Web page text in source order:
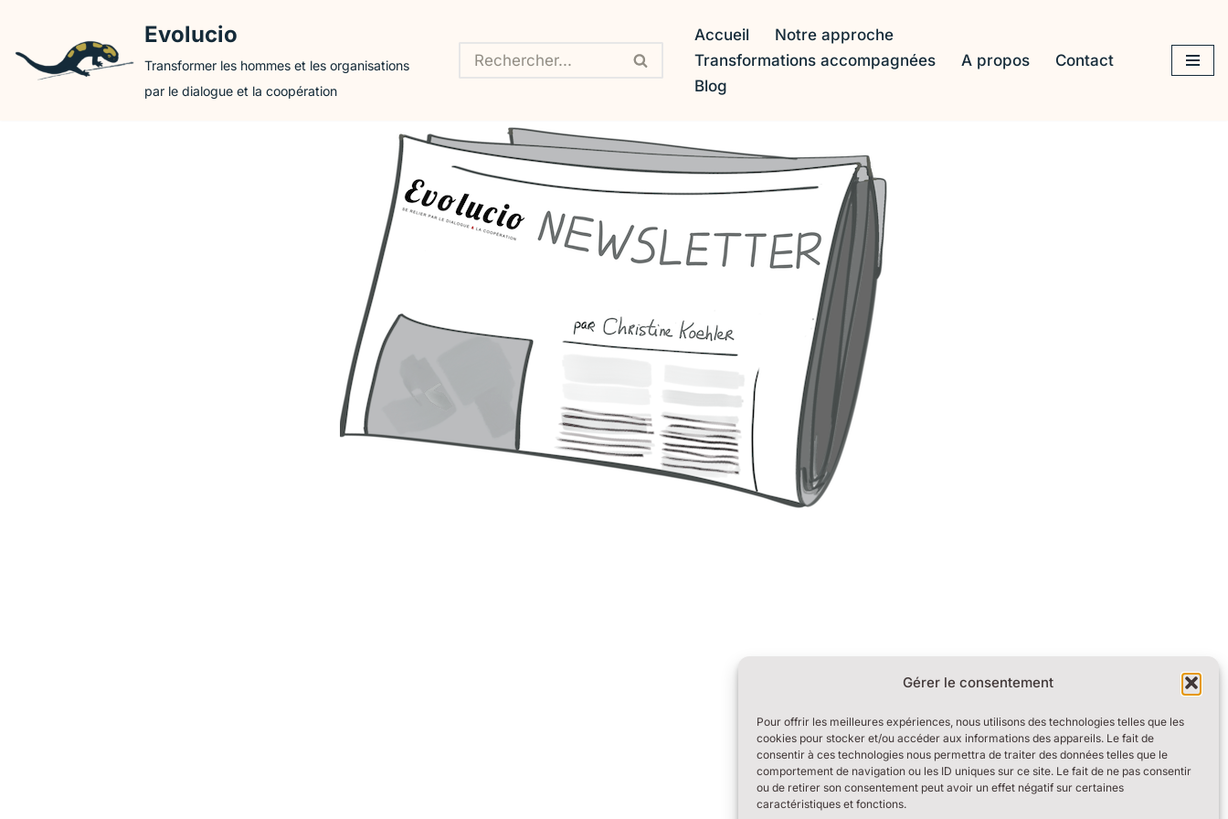
Gérer le consentement
Pour offrir les meilleures expériences, nous utilisons des technologies telles que les
cookies pour stocker et/ou accéder aux informations des appareils. Le fait de
consentir à ces technologies nous permettra de traiter des données telles que le
comportement de navigation ou les ID uniques sur ce site. Le fait de ne pas consentir
ou de retirer son consentement peut avoir un effet négatif sur certaines
caractéristiques et fonctions.
Aller
Evolucio
Transformer les hommes et les organisations
par le dialogue et la coopération
Accueil
Notre approche
Transformations accompagnées
A propos
Contact
Blog